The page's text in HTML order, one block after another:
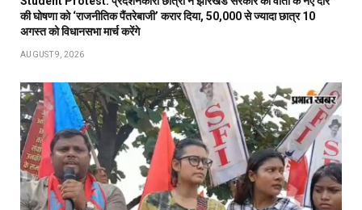
की घोषणा को ‘राजनीतिक पैंतरेबाजी’ करार दिया, 50,000 से ज्यादा छात्र 10
अगस्त को विधानसभा मार्च करेंगे
AUGUST 9, 2026